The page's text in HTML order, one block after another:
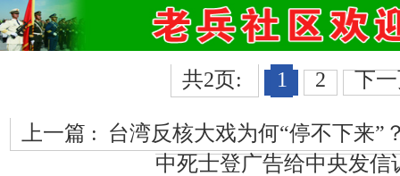
共2页: 1 2 下
上一篇 :
台湾反核大戏为何“停不下来”
中死士登广告给中央发信